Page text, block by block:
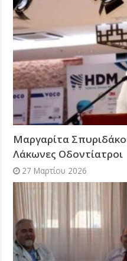
Μαργαρίτα
Λάκωνες Οδοντίατροι
27 Μαρτίου 2026